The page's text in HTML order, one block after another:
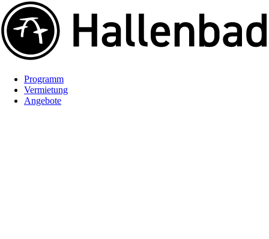
Programm
Vermietung
Angebote